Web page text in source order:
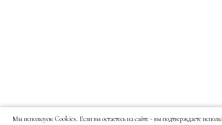
Мы используем Cookies. Если вы остаетесь на сайте - вы подтверждаете